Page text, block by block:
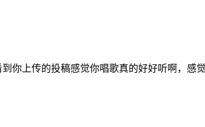
你上传的投稿感觉你唱歌真的好好听啊，感